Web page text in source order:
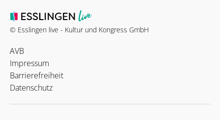
© Esslingen live - Kultur und Kongress GmbH
AVB
Impressum
Barrierefreiheit
Datenschutz